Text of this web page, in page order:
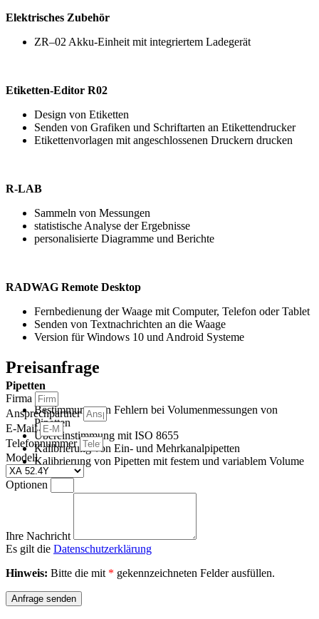
Elektrisches Zubehör
ZR–02 Akku-Einheit mit integriertem Ladegerät
Etiketten-Editor R02
Design von Etiketten
Senden von Grafiken und Schriftarten an Etikettendrucker
Etikettenvorlagen mit angeschlossenen Druckern drucken
R-LAB
Sammeln von Messungen
statistische Analyse der Ergebnisse
personalisierte Diagramme und Berichte
RADWAG Remote Desktop
Fernbedienung der Waage mit Computer, Telefon oder Tablet
Senden von Textnachrichten an die Waage
Version für Windows 10 und Android Systeme
Pipetten
Bestimmung von Fehlern bei Volumenmessungen von
Pipetten
Übereinstimmung mit ISO 8655
Kalibrierung von Ein- und Mehrkanalpipetten
Kalibrierung von Pipetten mit festem und variablem Volume
Preisanfrage
Firma
Ansprechpartner
E-Mail
Telefonnummer
Modell
Optionen
Ihre Nachricht
Es gilt die Datenschutzerklärung
Hinweis: Bitte die mit * gekennzeichneten Felder ausfüllen.
Anfrage senden